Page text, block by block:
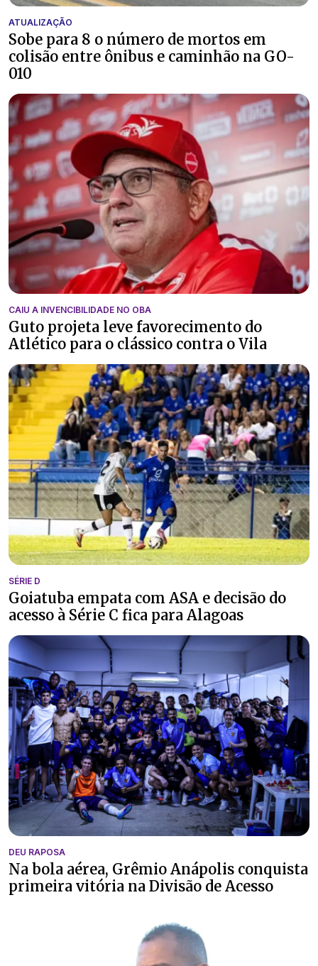
ATUALIZAÇÃO
Sobe para 8 o número de mortos em
colisão entre ônibus e caminhão na GO-
010
CAIU A INVENCIBILIDADE NO OBA
Guto projeta leve favorecimento do
Atlético para o clássico contra o Vila
SÉRIE D
Goiatuba empata com ASA e decisão do
acesso à Série C fica para Alagoas
DEU RAPOSA
Na bola aérea, Grêmio Anápolis conquista
primeira vitória na Divisão de Acesso